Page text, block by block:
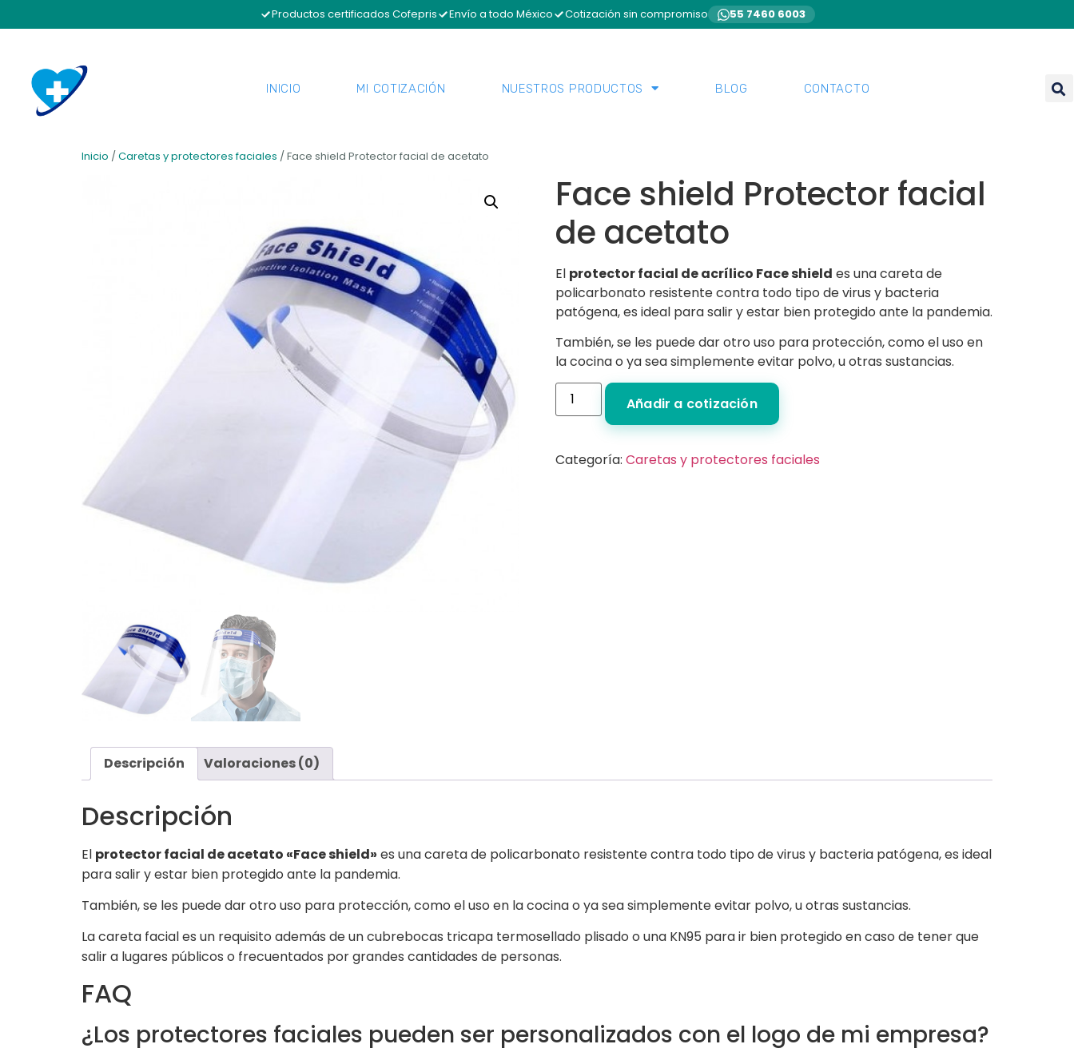
Productos certificados Cofepris Envío a todo México Cotización sin compromiso 55 7460 6003
INICIO MI COTIZACIÓN NUESTROS PRODUCTOS BLOG CONTACTO
Inicio /Caretas y protectores faciales / Face shield Protector facial de acetato
Face shield Protector facial
de acetato
El protector facial de acrílico Face shield es una careta de
policarbonato resistente contra todo tipo de virus y bacteria
patógena, es ideal para salir y estar bien protegido ante la pandemia.
También, se les puede dar otro uso para protección, como el uso en
la cocina o ya sea simplemente evitar polvo, u otras sustancias.
Añadir a cotización
Categoría: Caretas y protectores faciales
Descripción Valoraciones (0)
Descripción
El protector facial de acetato «Face shield» es una careta de policarbonato resistente contra todo tipo de virus y bacteria patógena, es ideal
para salir y estar bien protegido ante la pandemia.
También, se les puede dar otro uso para protección, como el uso en la cocina o ya sea simplemente evitar polvo, u otras sustancias.
La careta facial es un requisito además de un cubrebocas tricapa termosellado plisado o una KN95 para ir bien protegido en caso de tener que
salir a lugares públicos o frecuentados por grandes cantidades de personas.
FAQ
¿Los protectores faciales pueden ser personalizados con el logo de mi empresa?